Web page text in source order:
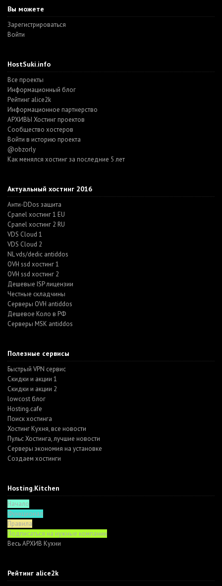
Вы можете
Зарегистрироваться
Войти
HostSuki.info
Все проекты
Информационный блог
Рейтинг alice2k
Информационное партнерство
АРХИВЫ Хостинг проектов
Cообщество хостеров
Войти в историю проекта
@obzorly
Как менялся хостинг за последние 5 лет
Актуальный хостинг 2016
Анти-DDos защита
Cpanel хостинг 1 EU
Cpanel хостинг 2 RU
VDS Cloud 1
VDS Cloud 2
NL vds/dedic antiddos
OVH ssd хостинг 1
OVH ssd хостинг 2
Дешевые ISP лицензии
Честные складчины
Серверы OVH antiddos
Дешевое Коло в РФ
Серверы MSK antiddos
Полезные сервисы
Быстрый VPN сервис
Скидки и акции 1
Скидки и акции 2
lowcost блог
Hosting.cafe
Поиск хостинга
Хостинг Кухня, все новости
Пульс Хостинга, лучшие новости
Серверы экономия на установке
Создаем хостинги
Hosting.Kitchen
Начало
Функционал
Правила
Подписаться на нужные компании
Весь АРХИВ Кухни
Рейтинг alice2k